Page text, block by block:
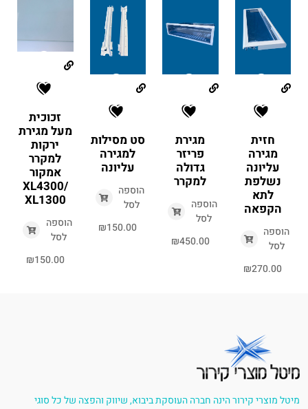
חזית
מגירה
עליונה
נשלפת
לתא
הקפאה
הוספה
לסל
₪270.00
מגירת
פריזר
גדולה
למקרר
הוספה
לסל
₪450.00
סט מסילות
למגירה
עליונה
הוספה
לסל
₪150.00
זכוכית
מעל מגירת
ירקות
למקרר
אמקור
XL4300/
XL1300
הוספה
לסל
₪150.00
מיטל מוצרי קירור הינה חברה העוסקת ביבוא, שיווק והפצה של כל סוגי